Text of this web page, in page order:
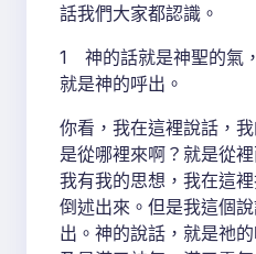
話我們大家都認識。
1 神的話就是神聖的氣
就是神的呼出。
你看，我在這裡說話，
是從哪裡來啊？就是從
我有我的思想，我在這
倒述出來。但是我這個
出。神的說話，就是祂